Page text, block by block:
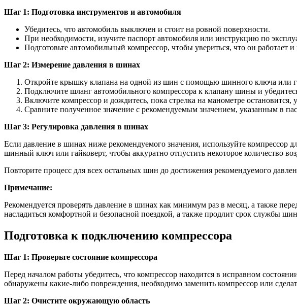
Шаг 1: Подготовка инструментов и автомобиля
Убедитесь, что автомобиль выключен и стоит на ровной поверхности.
При необходимости, изучите паспорт автомобиля или инструкцию по
Подготовьте автомобильный компрессор, чтобы увериться, что он работает
Шаг 2: Измерение давления в шинах
Откройте крышку клапана на одной из шин с помощью шинного ключа или
Подключите шланг автомобильного компрессора к клапану шины и
Включите компрессор и дождитесь, пока стрелка на манометре остановится,
Сравните полученное значение с рекомендуемым значением, указанным в
Шаг 3: Регулировка давления в шинах
Если давление в шинах ниже рекомендуемого значения, используйте компрессор
шинный ключ или гайковерт, чтобы аккуратно отпустить некоторое количество
Повторите процесс для всех остальных шин до достижения рекомендуемого
Примечание:
Рекомендуется проверять давление в шинах как минимум раз в месяц, а также
насладиться комфортной и безопасной поездкой, а также продлит срок службы
Подготовка к подключению компрессора
Шаг 1: Проверьте состояние компрессора
Перед началом работы убедитесь, что компрессор находится в исправном
обнаружены какие-либо повреждения, необходимо заменить компрессор или
Шаг 2: Очистите окружающую область